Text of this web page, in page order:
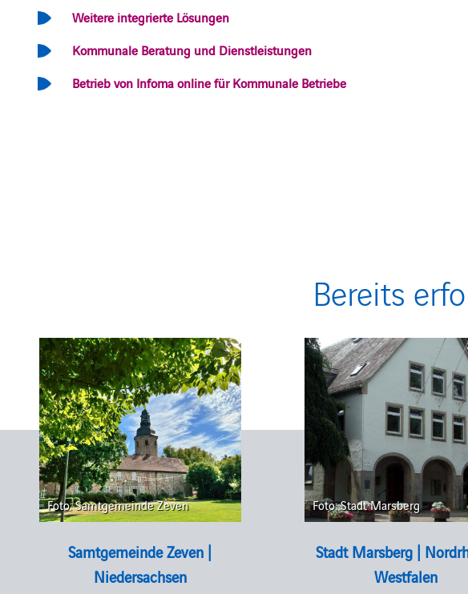
Weitere integrierte Lösungen
Kommunale Beratung und Dienstleistungen
Betrieb von Infoma online für Kommunale Betriebe
Bereits
Foto: Samtgemeinde Zeven
Samtgemeinde Zeven |
Niedersachsen
Foto: Stadt Marsberg
Stadt Marsberg |
Westfalen